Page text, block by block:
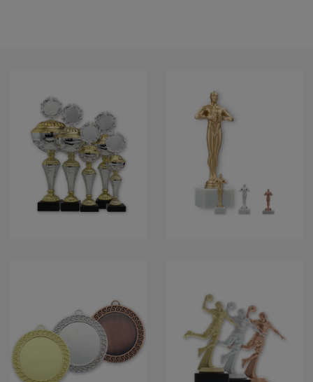
POKALE
SIEGERFIGUR
VICTOR
MEDAILLEN POKALFIGUREN